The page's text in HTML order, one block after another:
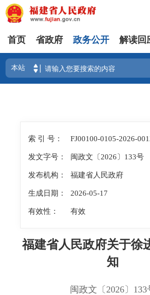
首页 省政府 政务公开 解读回
索 引 号： FJ00100-0105-2026-
发文字号： 闽政文〔2026〕133号
发布机构： 福建省人民政府
生成日期： 2026-05-17
有效性： 有效
福建省人民政府关于徐
知
闽政文〔2026〕133